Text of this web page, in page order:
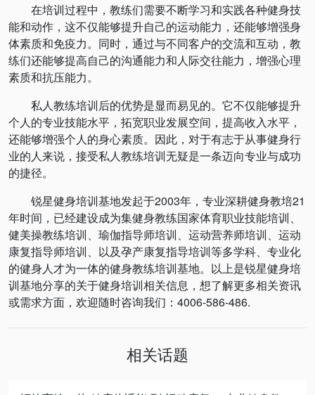
在培训过程中，教练们需要不断学习和实践各种健身技
能和动作，这不仅能够提升自己的运动能力，还能够增强身
体素质和免疫力。同时，通过与不同客户的交流和互动，教
练们还能够提高自己的沟通能力和人际交往能力，增强心理
素质和抗压能力。
私人教练培训后的优势是显而易见的。它不仅能够提升
个人的专业技能水平，拓宽职业发展空间，提高收入水平，
还能够增强个人的身心素质。因此，对于有志于从事健身行
业的人来说，接受私人教练培训无疑是一条迈向专业与成功
的捷径。
锐星健身培训基地发起于2003年，专业深耕健身教培21
年时间，已经建设成为集健身教练国家体育职业技能培训、
健美操教练培训、瑜伽指导师培训、运动营养师培训、运动
康复指导师培训、以及孕产康复指导培训等多学科、专业化
的健身人才为一体的健身教练培训基地。以上是锐星健身培
训基地分享的关于健身培训相关信息，想了解更多相关资讯
或需求方面，欢迎随时咨询我们：4006-586-486.
相关话题